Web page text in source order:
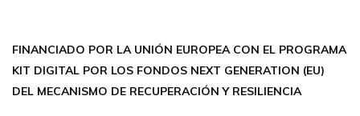
FINANCIADO POR LA UNIÓN EUROPEA CON EL PROGRAMA
KIT DIGITAL POR LOS FONDOS NEXT GENERATION (EU)
DEL MECANISMO DE RECUPERACIÓN Y RESILIENCIA